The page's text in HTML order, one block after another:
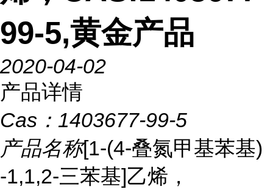
99-5,黄金产品
2020-04-02
产品详情
Cas： 1403677-99-5
产品名称[1-(4-叠氮甲基苯基)
-1,1,2-三苯基]乙烯，